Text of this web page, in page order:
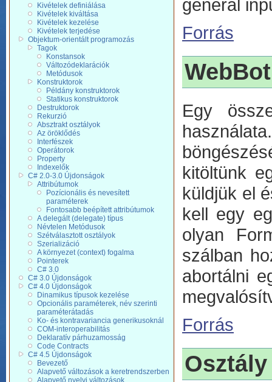
Kivételek definiálása
Kivételek kiváltása
Kivételek kezelése
Kivételek terjedése
Objektum-orientált programozás
Tagok
Konstansok
Változódeklarációk
Metódusok
Konstruktorok
Példány konstruktorok
Statikus konstruktorok
Destruktorok
Rekurzió
Absztrakt osztályok
Az öröklődés
Interfészek
Operátorok
Property
Indexelők
C# 2.0-3.0 Újdonságok
Attribútumok
Pozícionális és nevesített
paraméterek
Fontosabb beépített attribútumok
A delegált (delegate) típus
Névtelen Metódusok
Szétválasztott osztályok
Szerializáció
A környezet (context) fogalma
Pointerek
C# 3.0
C# 3.0 Újdonságok
C# 4.0 Újdonságok
Dinamikus típusok kezelése
Opcionális paraméterek, név szerinti
paraméterátadás
Ko- és kontravariancia generikusoknál
COM-interoperabilitás
Deklaratív párhuzamosság
Code Contracts
C# 4.5 Újdonságok
Bevezető
Alapvető változások a keretrendszerben
Alapvető nyelvi változások
generál
Forrás
WebBot
Egy
kitöltünk
küldjük el
kell egy
olyan
szálban
abortálni
Forrás
Osztály